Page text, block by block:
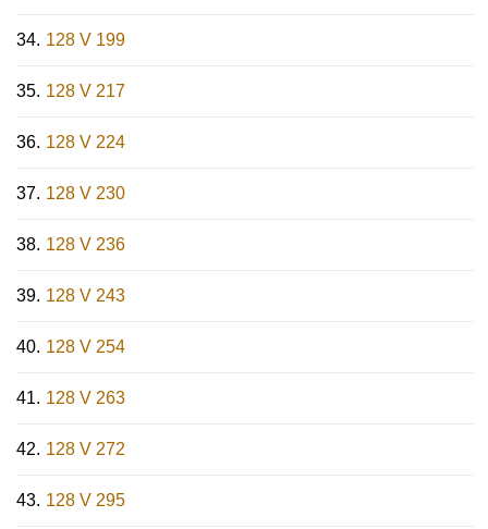
128 V 199
128 V 217
128 V 224
128 V 230
128 V 236
128 V 243
128 V 254
128 V 263
128 V 272
128 V 295